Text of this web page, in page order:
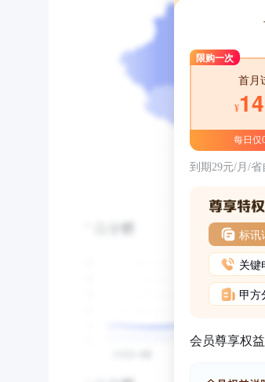
限购一次
首月
¥
每日仅
到期29元/月/省
标讯
关键
甲方
会员尊享权益